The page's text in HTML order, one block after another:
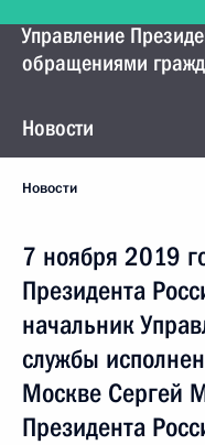
Управление
обращениями
Новости
Новости
7 ноября 2019
Президента
начальник
службы
Москве Сергей
Президента